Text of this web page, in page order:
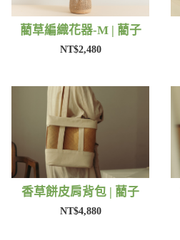
藺草編織花器-M | 藺子
NT$2,480
香草餅皮肩背包 | 藺子
NT$4,880